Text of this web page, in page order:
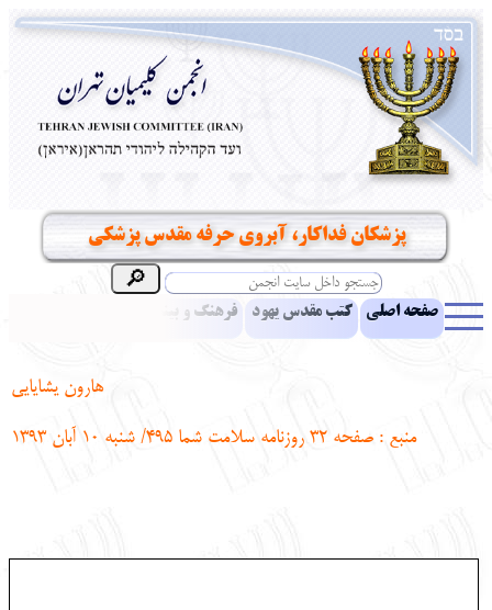
پزشکان فداکار، آبروی حرفه مقدس پزشکی
صفحه اصلی کتب مقدس یهود فرهنگ و بینش یهود
هارون یشایایی
منبع : صفحه 32 روزنامه سلامت شما 495/ شنبه 10 آبان 1393